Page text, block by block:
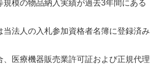
規模の物品納入実績が過去3年間にある
当法人の入札参加資格者名簿に登録済み
、医療機器販売業許可証および正規代理